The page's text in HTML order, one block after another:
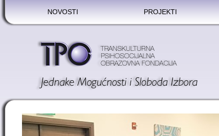
NOVOSTI PROJEKTI